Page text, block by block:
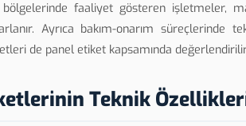
faaliyet gösteren işletmeler,
Ayrıca bakım-onarım süreçlerinde
de panel etiket kapsamında
Teknik